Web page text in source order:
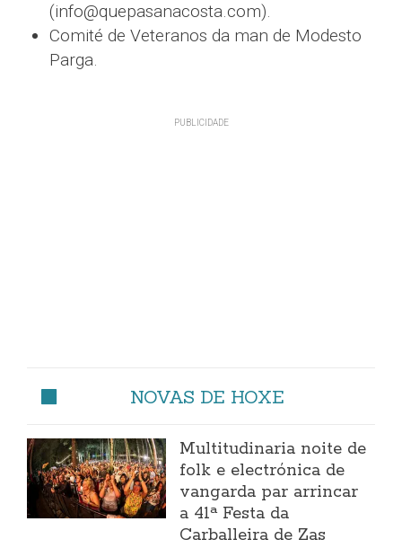
(info@quepasanacosta.com).
Comité de Veteranos da man de Modesto
Parga.
NOVAS DE HOXE
Multitudinaria noite de
folk e electrónica de
vangarda par arrincar
a 41ª Festa da
Carballeira de Zas